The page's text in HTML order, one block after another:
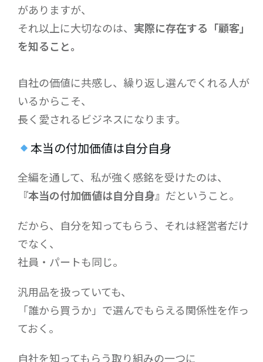
がありますが、
それ以上に大切なのは、 実際に存在する「顧客」
を知ること。
自社の価値に共感し、繰り返し選んでくれる人が
いるからこそ、
長く愛されるビジネスになります。
本当の付加価値は自分自身
全編を通して、私が強く感銘を受けたのは、
『本当の付加価値は自分自身』 だということ。
だから、自分を知ってもらう、それは経営者だけ
でなく、
社員・パートも同じ。
汎用品を扱っていても、
「誰から買うか」で選んでもらえる関係性を作っ
ておく。
自社を知ってもらう取り組みの一つに